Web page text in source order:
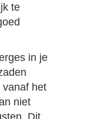
te
in je
vanaf het
niet
Dit